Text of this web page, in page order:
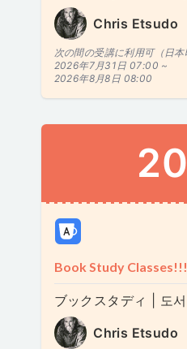
Chris Etsudo
次の間の受講に利用可（日本
2026年7月31日 07:00 ~
2026年8月8日 08:00
20
Book Study Classes!!!
Chris Etsudo